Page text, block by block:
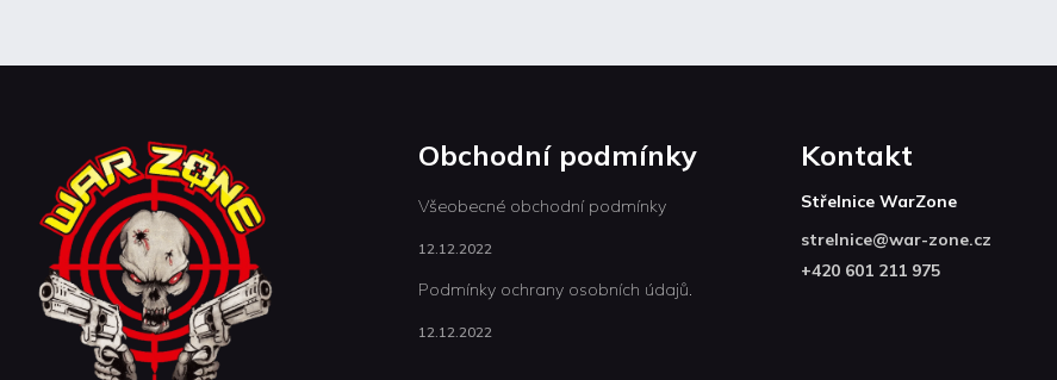
Obchodní podmínky
Všeobecné obchodní podmínky
12.12.2022
Podmínky ochrany osobních údajů.
12.12.2022
Kontakt
Střelnice WarZone
strelnice@war-zone.cz
+420 601 211 975